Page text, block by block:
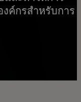
ค์กรสำหรับการ